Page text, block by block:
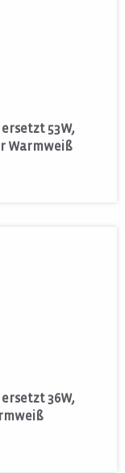
ersetzt 53W,
Warmweiß
ersetzt 36W,